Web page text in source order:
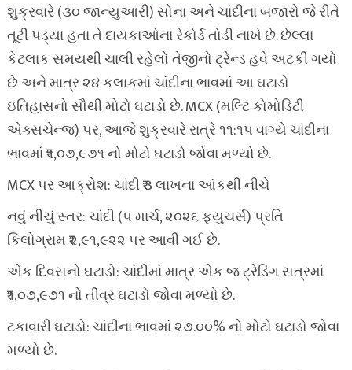
શુક્રવારે (૩૦ જાન્યુઆરી) સોના અને ચાંદીના બજારો જે રીતે
તૂટી પડ્યા હતા તે દાયકાઓના રેકોર્ડ તોડી નાખે છે. છેલ્લા
કેટલાક સમયથી ચાલી રહેલો તેજીનો ટ્રેન્ડ હવે અટકી ગયો
છે અને માત્ર ૨૪ કલાકમાં ચાંદીના ભાવમાં આ ઘટાડો
ઇતિહાસનો સૌથી મોટો ઘટાડો છે. MCX (મલ્ટિ કોમોડિટી
એક્સચેન્જ) પર, આજે શુક્રવારે રાત્રે ૧૧:૧૫ વાગ્યે ચાંદીના
ભાવમાં ₹૧,૦૭,૯૭૧ નો મોટો ઘટાડો જોવા મળ્યો છે.
MCX પર આક્રોશ: ચાંદી ₹૩ લાખના આંકથી નીચે
નવું નીચું સ્તર: ચાંદી (૫ માર્ચ, ૨૦૨૬ ફ્યુચર્સ) પ્રતિ
કિલોગ્રામ ₹૨,૯૧,૯૨૨ પર આવી ગઈ છે.
એક દિવસનો ઘટાડો: ચાંદીમાં માત્ર એક જ ટ્રેડિંગ સત્રમાં
₹૧,૦૭,૯૭૧ નો તીવ્ર ઘટાડો જોવા મળ્યો છે.
ટકાવારી ઘટાડો: ચાંદીના ભાવમાં ૨૭.૦૦% નો મોટો ઘટાડો જોવા
મળ્યો છે.